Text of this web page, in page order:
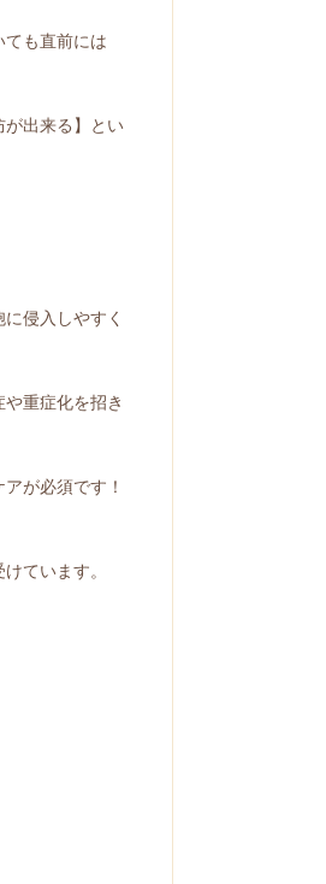
も直前には
が出来る】とい
侵入しやすく
重症化を招き
が必須です！
ています。